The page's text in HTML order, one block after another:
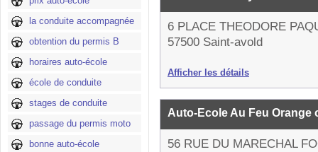
la conduite accompagnée
obtention du permis B
horaires auto-école
école de conduite
stages de conduite
passage du permis moto
bonne auto-école
6 PLACE THEODORE
57500 Saint-avold
Afficher les détails
Auto-Ecole Au Feu Orange
56 RUE DU MARECHAL